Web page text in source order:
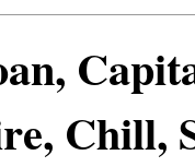
Chill,